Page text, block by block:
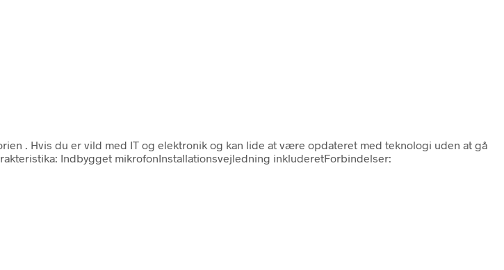
. Hvis du er vild med IT og elektronik og kan lide at være opdateret med teknologi uden at gå
Indbygget mikrofonInstallationsvejledning inkluderetForbindelser: